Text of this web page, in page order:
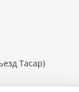
Тасар)